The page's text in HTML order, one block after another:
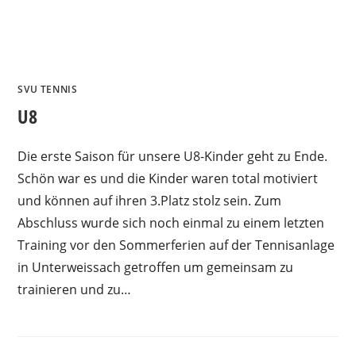
SVU TENNIS
U8
Die erste Saison für unsere U8-Kinder geht zu Ende.
Schön war es und die Kinder waren total motiviert
und können auf ihren 3.Platz stolz sein. Zum
Abschluss wurde sich noch einmal zu einem letzten
Training vor den Sommerferien auf der Tennisanlage
in Unterweissach getroffen um gemeinsam zu
trainieren und zu…